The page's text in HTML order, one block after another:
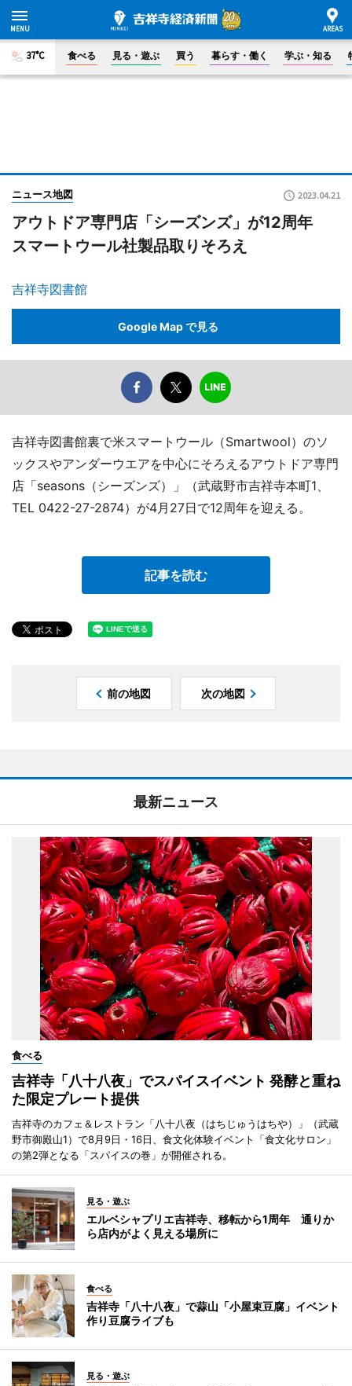
37°C 食べる 見る・遊ぶ 買う 暮らす・働く 学ぶ・知る
ニュース地図 2023.04.21
アウトドア専門店「シーズンズ」が12周年
スマートウール社製品取りそろえ
吉祥寺図書館
Google Map で見る
吉祥寺図書館裏で米スマートウール（Smartwool）のソ
ックスやアンダーウエアを中心にそろえるアウトドア専門
店「seasons（シーズンズ）」（武蔵野市吉祥寺本町1、
TEL 0422-27-2874）が4月27日で12周年を迎える。
記事を読む
前の地図 次の地図
最新ニュース
食べる
吉祥寺「八十八夜」でスパイスイベント 発酵と重ね
た限定プレート提供
吉祥寺のカフェ＆レストラン「八十八夜（はちじゅうはちや）」（武蔵
野市御殿山1）で8月9日・16日、食文化体験イベント「食文化サロン」
の第2弾となる「スパイスの巻」が開催される。
見る・遊ぶ
エルベシャプリエ吉祥寺、移転から1周年 通りか
ら店内がよく見える場所に
食べる
吉祥寺「八十八夜」で蒜山「小屋束豆腐」イベント
作り豆腐ライブも
見る・遊ぶ